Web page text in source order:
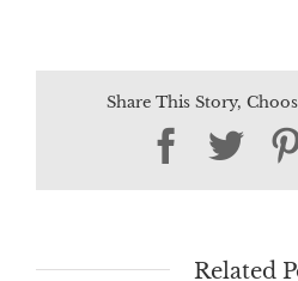
Share This Story,
Related